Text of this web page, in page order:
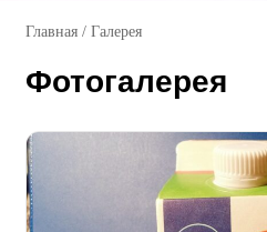
Главная / Галерея
Фотогалерея